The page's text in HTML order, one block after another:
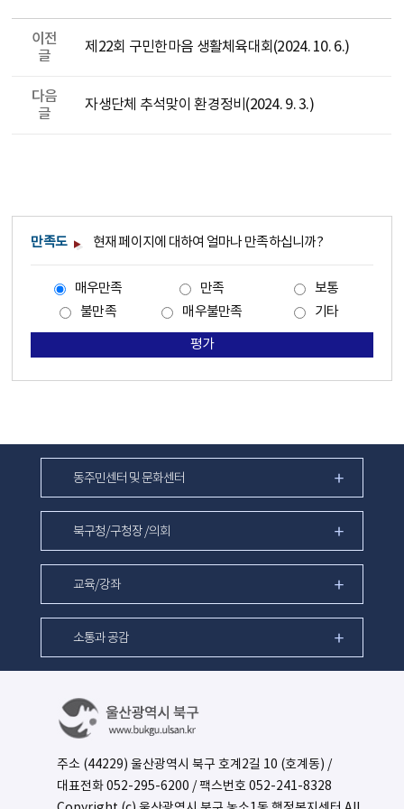
이전
글
제22회 구민한마음 생활체육대회(2024. 10. 6.)
다음
글
자생단체 추석맞이 환경정비(2024. 9. 3.)
만족도 현재 페이지에 대하여 얼마나 만족하십니까?
매우만족 만족
보통
불만족
매우불만족 기타
평가
동주민센터 및 문화센터
북구청/구청장 /의회
교육/강좌
소통과 공감
주소 (44229) 울산광역시 북구 호계2길 10 (호계동) /
대표전화052-295-6200 / 팩스번호 052-241-8328